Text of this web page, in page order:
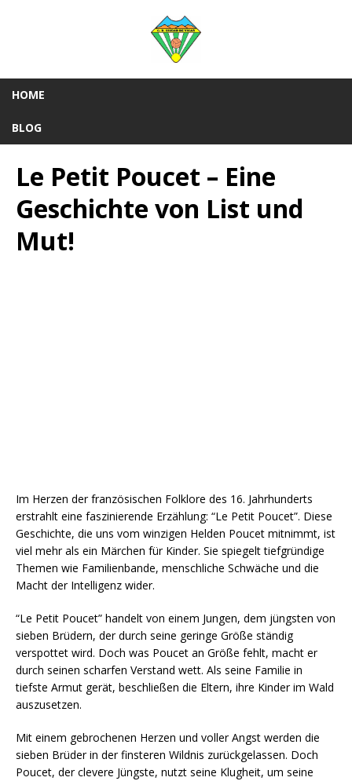
HOME
BLOG
Le Petit Poucet – Eine
Geschichte von List und
Mut!
Im Herzen der französischen Folklore des 16. Jahrhunderts
erstrahlt eine faszinierende Erzählung: “Le Petit Poucet”. Diese
Geschichte, die uns vom winzigen Helden Poucet mitnimmt, ist
viel mehr als ein Märchen für Kinder. Sie spiegelt tiefgründige
Themen wie Familienbande, menschliche Schwäche und die
Macht der Intelligenz wider.
“Le Petit Poucet” handelt von einem Jungen, dem jüngsten von
sieben Brüdern, der durch seine geringe Größe ständig
verspottet wird. Doch was Poucet an Größe fehlt, macht er
durch seinen scharfen Verstand wett. Als seine Familie in
tiefste Armut gerät, beschließen die Eltern, ihre Kinder im Wald
auszusetzen.
Mit einem gebrochenen Herzen und voller Angst werden die
sieben Brüder in der finsteren Wildnis zurückgelassen. Doch
Poucet, der clevere Jüngste, nutzt seine Klugheit, um seine